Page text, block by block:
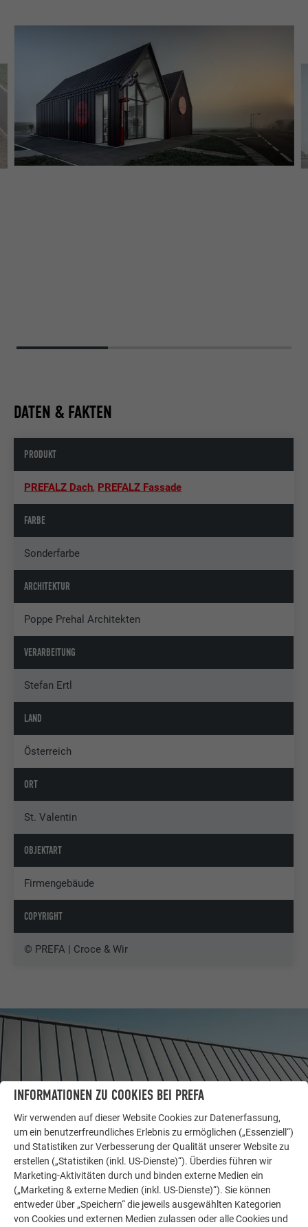
DATEN & FAKTEN
PRODUKT
PREFALZ Dach, PREFALZ Fassade
FARBE
Sonderfarbe
ARCHITEKTUR
Poppe Prehal Architekten
VERARBEITUNG
Stefan Ertl
LAND
Österreich
ORT
St. Valentin
OBJEKTART
Firmengebäude
COPYRIGHT
© PREFA | Croce & Wir
LASSEN SIE SICH INSPIRIEREN
WEITERE OBJEKTE
INFORMATIONEN ZU COOKIES BEI PREFA
Wir verwenden auf dieser Website Cookies zur Datenerfassung,
um ein benutzerfreundliches Erlebnis zu ermöglichen („Essenziell“)
und Statistiken zur Verbesserung der Qualität unserer Website zu
erstellen („Statistiken (inkl. US-Dienste)“). Überdies führen wir
Marketing-Aktivitäten durch und binden externe Medien ein
(„Marketing & externe Medien (inkl. US-Dienste)“). Sie können
entweder über „Speichern“ die jeweils ausgewählten Kategorien
von Cookies und externen Medien zulassen oder alle Cookies und